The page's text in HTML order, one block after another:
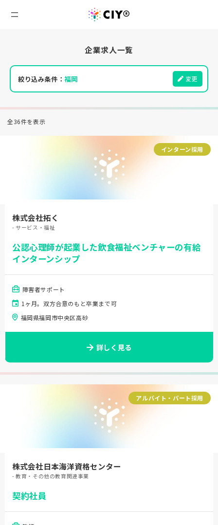
企業求人一覧
絞り込み条件：福岡 変更
全36件を表示
インターン採用
株式会社拓く
- サービス・福祉
公認心理師が起業した飲食福祉ベンチャーの有給
インターンシップ
障害者サポート
1ヶ月。双方合意のもと卒業まで可
福岡県福岡市中央区高砂
詳しく見る
アルバイト・パート採用
株式会社日本海洋資格センター
- 教育・その他の教育関連事業
契約社員